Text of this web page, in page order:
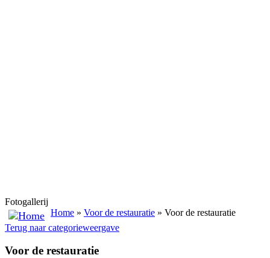
Fotogallerij
Home » Voor de restauratie » Voor de restauratie
Terug naar categorieweergave
Voor de restauratie